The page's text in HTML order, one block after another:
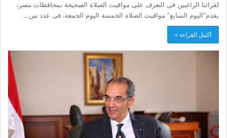
لقرائنا الراغبين فى التعرف على مواقيت الصلاة الصحيحة بمحافظات مصر،
يقدم”اليوم السابع” مواقيت الصلاة الخمسة اليوم الجمعة، فى عدد من…
أكمل القراءة »